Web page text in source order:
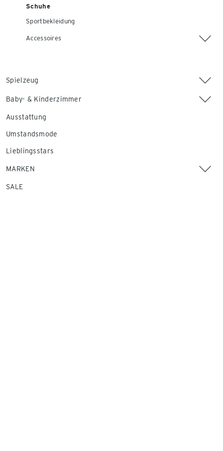
Schuhe
Sportbekleidung
Accessoires
Spielzeug
Baby- & Kinderzimmer
Ausstattung
Umstandsmode
Lieblingsstars
MARKEN
SALE